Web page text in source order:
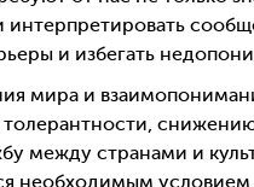
и избегать
мира и
между странами и
необходимым условием